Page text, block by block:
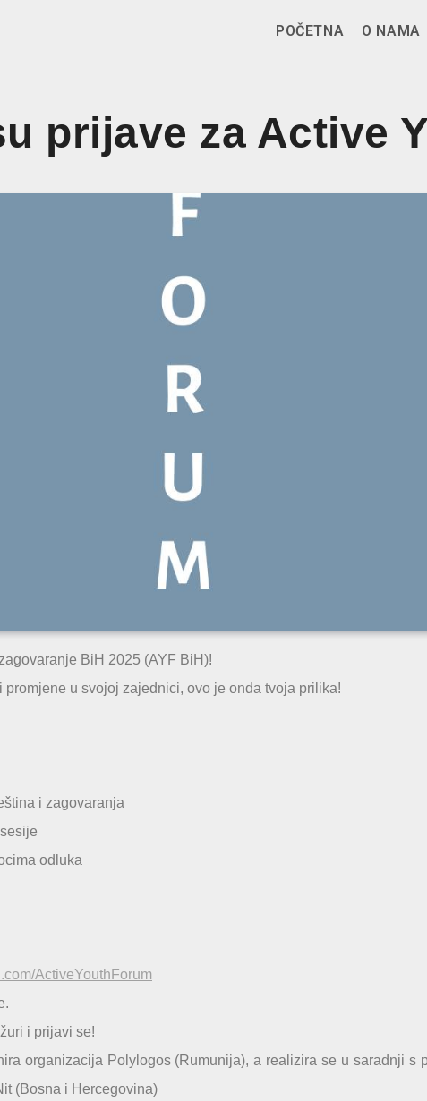
POČETNA O NAMA
prijave za Active
BiH 2025 (AYF BiH)!
u svojoj zajednici, ovo je onda tvoja prilika!
i zagovaranja
odluka
ActiveYouthForum
i prijavi se!
organizacija Polylogos (Rumunija), a realizira se u saradnji s
(Bosna i Hercegovina)